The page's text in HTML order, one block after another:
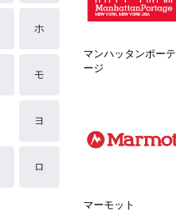
ホ
モ
ヨ
ロ
マンハッタンポーテ
ージ
マーモット